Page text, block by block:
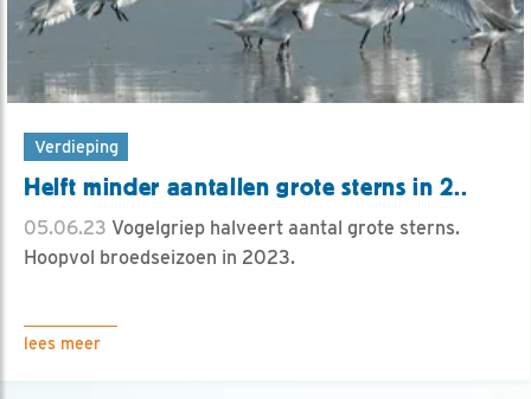
Verdieping
Helft minder aantallen grote sterns in 2..
05.06.23 Vogelgriep halveert aantal grote sterns.
Hoopvol broedseizoen in 2023.
lees meer